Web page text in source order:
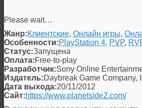
Please wait…
Жанр:Клиентские, Онлайн игры,
Особенности:PlayStation 4, PVP,
Статус:Запущена
Оплата:Free-to-play
Разработчик:Sony Online
Издатель:Daybreak Game Company,
Дата выхода:20/11/2012
Сайт:https://www.planetside2.com/